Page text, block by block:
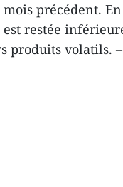
précédent.
restée
produits volatils.